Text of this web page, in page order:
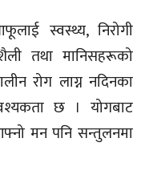
स्वस्थ्य, निरोगी
तथा मानिसहरूको
रोग लाग्न नदिनका
छ । योगबाट
मन पनि सन्तुलनमा